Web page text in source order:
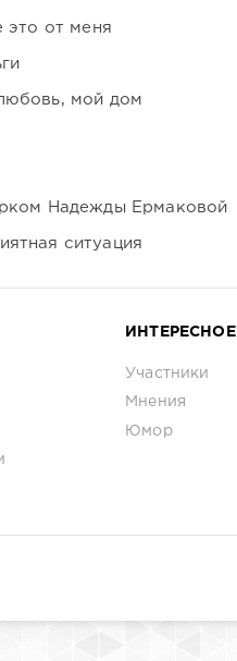
это от меня
мой дом
Надежды Ермаковой
ситуация
ИНТЕРЕСНОЕ
Участники
Мнения
Юмор